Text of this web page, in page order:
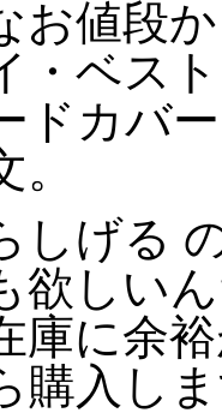
お値段
・ベス
ドカバ
しげる
欲しい
庫に余
購入し